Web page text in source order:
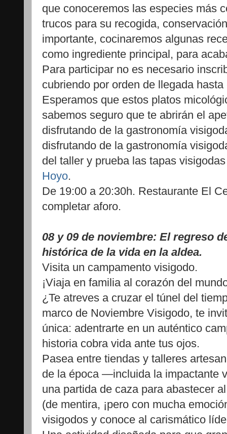
que conoceremos las especies más
trucos para su recogida,
importante, cocinaremos algunas
como ingrediente principal, para
Para participar no es necesario
cubriendo por orden de llegada
Esperamos que estos platos
sabemos seguro que te abrirán el
disfrutando de la gastronomía
disfrutando de la gastronomía
del taller y prueba las tapas
Hoyo.
De 19:00 a 20:30h. Restaurante El
completar aforo.
08 y 09 de noviembre: El regreso
histórica de la vida en la aldea.
Visita un campamento visigodo.
¡Viaja en familia al corazón del
¿Te atreves a cruzar el túnel del
marco de Noviembre Visigodo, te
única: adentrarte en un auténtico
historia cobra vida ante tus ojos.
Pasea entre tiendas y talleres
de la época —incluida la impactante
una partida de caza para abastecer
(de mentira, ¡pero con mucha
visigodos y conoce al carismático